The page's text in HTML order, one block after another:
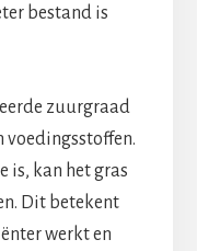
bestand is
zuurgraad
voedingsstoffen.
is, kan het gras
Dit betekent
werkt en